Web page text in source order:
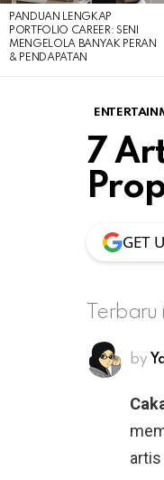
PANDUAN LENGKAP
PORTFOLIO CAREER: SENI
MENGELOLA BANYAK PERAN
& PENDAPATAN
7
GET
by